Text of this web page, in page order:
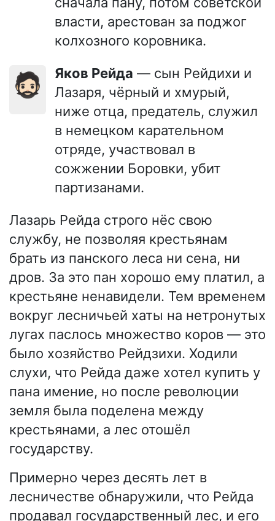
власти, арестован за поджог
колхозного коровника.
🧔🏻 Яков Рейда — сын Рейдихи и
Лазаря, чёрный и хмурый,
ниже отца, предатель, служил
в немецком карательном
отряде, участвовал в
сожжении Боровки, убит
партизанами.
Лазарь Рейда строго нёс свою
службу, не позволяя крестьянам
брать из панского леса ни сена, ни
дров. За это пан хорошо ему платил, а
крестьяне ненавидели. Тем временем
вокруг лесничьей хаты на нетронутых
лугах паслось множество коров — это
было хозяйство Рейдзихи. Ходили
слухи, что Рейда даже хотел купить у
пана имение, но после революции
земля была поделена между
крестьянами, а лес отошёл
государству.
Примерно через десять лет в
лесничестве обнаружили, что Рейда
продавал государственный лес, и его